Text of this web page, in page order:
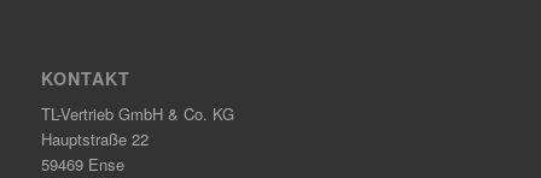
KONTAKT
TL-Vertrieb GmbH & Co. KG
Hauptstraße 22
59469 Ense